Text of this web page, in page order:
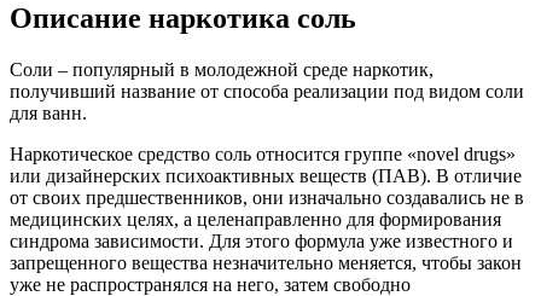
Описание наркотика соль
Соли – популярный в молодежной среде наркотик,
получивший название от способа реализации под видом соли
для ванн.
Наркотическое средство соль относится группе «novel drugs»
или дизайнерских психоактивных веществ (ПАВ). В отличие
от своих предшественников, они изначально создавались не в
медицинских целях, а целенаправленно для формирования
синдрома зависимости. Для этого формула уже известного и
запрещенного вещества незначительно меняется, чтобы закон
уже не распространялся на него, затем свободно